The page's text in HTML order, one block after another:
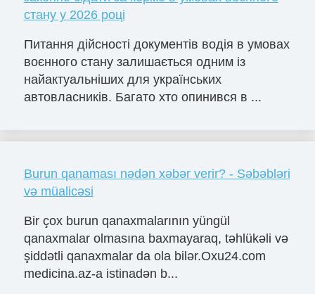
стану у 2026 році
Питання дійсності документів водія в умовах
воєнного стану залишається одним із
найактуальніших для українських
автовласників. Багато хто опинився в ...
Burun qanaması nədən xəbər verir? - Səbəbləri
və müalicəsi
Bir çox burun qanaxmalarının yüngül
qanaxmalar olmasına baxmayaraq, təhlükəli və
şiddətli qanaxmalar da ola bilər.Oxu24.com
medicina.az-a istinadən b...